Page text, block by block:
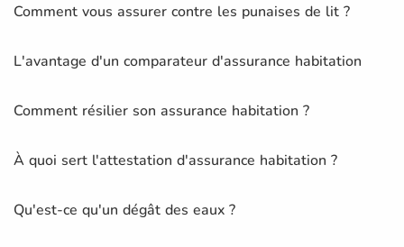
Comment vous assurer contre les punaises de lit ?
L'avantage d'un comparateur d'assurance habitation
Comment résilier son assurance habitation ?
À quoi sert l'attestation d'assurance habitation ?
Qu'est-ce qu'un dégât des eaux ?